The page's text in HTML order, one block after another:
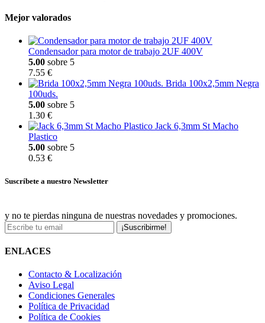
Mejor valorados
Condensador para motor de trabajo 2UF 400V
5.00 sobre 5
7.55 €
Brida 100x2,5mm Negra
100uds.
5.00 sobre 5
1.30 €
Jack 6,3mm St Macho
Plastico
5.00 sobre 5
0.53 €
Suscríbete a nuestro Newsletter
y no te pierdas ninguna de nuestras novedades y promociones.
¡Suscribirme!
ENLACES
Contacto & Localización
Aviso Legal
Condiciones Generales
Política de Privacidad
Política de Cookies